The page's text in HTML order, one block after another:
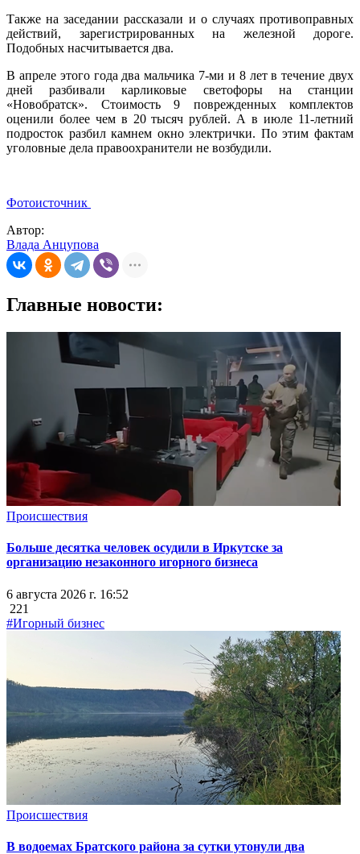
Также на заседании рассказали и о случаях противоправных
действий, зарегистрированных на железной дороге.
Подобных насчитывается два.
В апреле этого года два мальчика 7-ми и 8 лет в течение двух
дней разбивали карликовые светофоры на станции
«Новобратск». Стоимость 9 поврежденных комплектов
оценили более чем в 20 тысяч рублей. А в июле 11-летний
подросток разбил камнем окно электрички. По этим фактам
уголовные дела правоохранители не возбудили.
Фотоисточник
Автор:
Влада Анцупова
Главные новости:
Происшествия
Больше десятка человек осудили в Иркутске за
организацию незаконного игорного бизнеса
6 августа 2026 г. 16:52
221
#Игорный бизнес
Происшествия
В водоемах Братского района за сутки утонули два